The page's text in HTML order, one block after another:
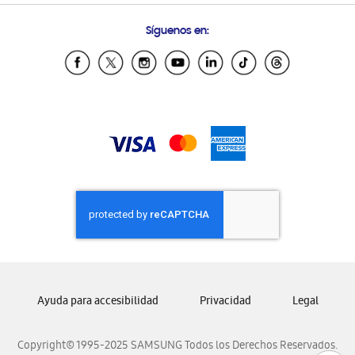
Samsung Ecuador
Samsung El Salvador
Samsung Nicaragua
Samsung Panamá
Samsung República Dominicana
Samsung Venezuela
Síguenos en:
Copyright© 1995-2025 SAMSUNG Todos los Derechos Reservados.
Ayuda para accesibilidad Privacidad Legal